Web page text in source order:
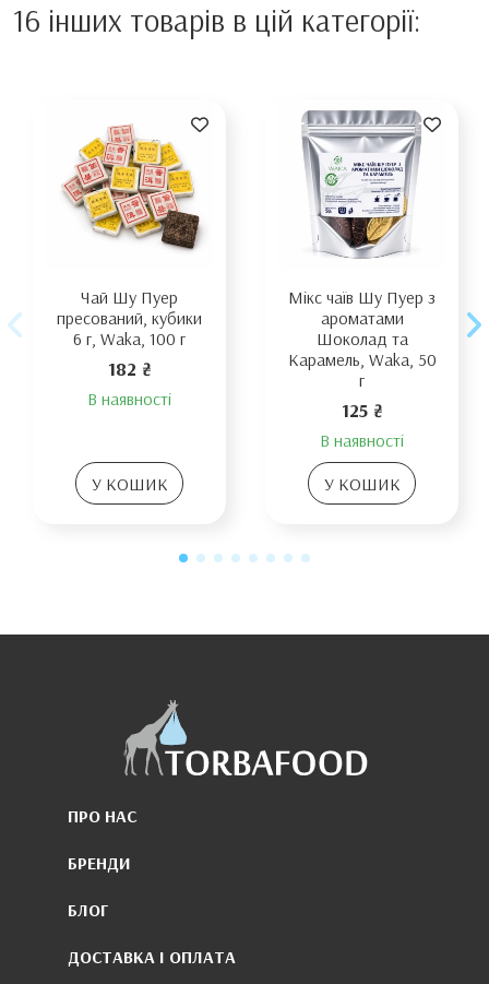
16 інших товарів в цій категорії:
Чай Шу Пуер
пресований, кубики
6 г, Waka, 100 г
182 ₴
В наявності
У КОШИК
Мікс чаїв Шу Пуер з
ароматами
Шоколад та
Карамель, Waka, 50
г
125 ₴
В наявності
У КОШИК
ПРО НАС
БРЕНДИ
БЛОГ
ДОСТАВКА І ОПЛАТА